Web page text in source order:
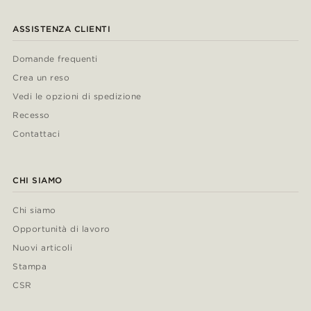
ASSISTENZA CLIENTI
Domande frequenti
Crea un reso
Vedi le opzioni di spedizione
Recesso
Contattaci
CHI SIAMO
Chi siamo
Opportunità di lavoro
Nuovi articoli
Stampa
CSR